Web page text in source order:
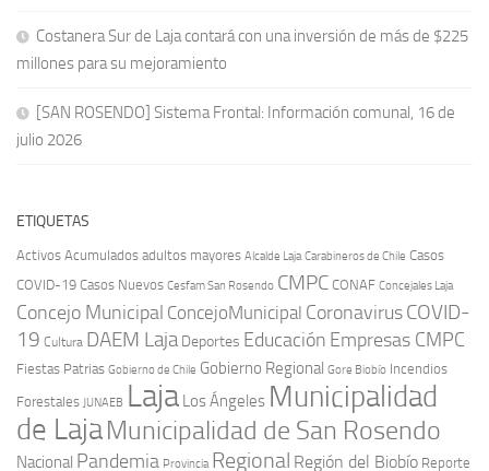
Costanera Sur de Laja contará con una inversión de más de $225
millones para su mejoramiento
[SAN ROSENDO] Sistema Frontal: Información comunal, 16 de
julio 2026
ETIQUETAS
Activos Acumulados adultos mayores Alcalde Laja Carabineros de Chile Casos
COVID-19 Casos Nuevos Cesfam San Rosendo CMPC CONAF Concejales Laja
Concejo Municipal ConcejoMunicipal CoronavirusCOVID-
19 Cultura DAEM Laja Deportes Educación Empresas CMPC
Fiestas Patrias Gobierno de Chile Gobierno Regional Gore Biobío Incendios
Forestales JUNAEB Laja Los Ángeles Municipalidad
de LajaMunicipalidad de San Rosendo
Nacional Pandemia Provincia Regional Región del Biobío Reporte